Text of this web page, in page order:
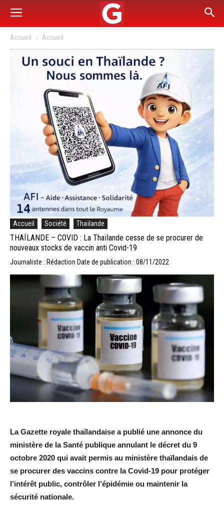
Accueil Accueil
Accueil Société Thaïlande
THAÏLANDE – COVID : La Thaïlande cesse de se procurer de
nouveaux stocks de vaccin anti Covid-19
Journaliste : Rédaction Date de publication : 08/11/2022
La Gazette royale thaïlandaise a publié une annonce du
ministère de la Santé publique annulant le décret du 9
octobre 2020 qui avait permis au ministère thaïlandais de
se procurer des vaccins contre la Covid-19 pour protéger
l’intérêt public, contrôler l’épidémie ou maintenir la
sécurité nationale.